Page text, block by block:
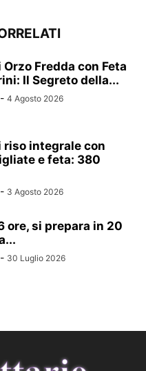
Fredda con Feta
Il Segreto della...
- 4 Agosto 2026
riso integrale con
e feta: 380
- 3 Agosto 2026
ore, si prepara in 20
- 30 Luglio 2026